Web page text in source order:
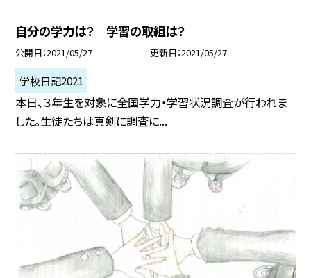
自分の学力は？ 学習の取組は？
公開日 2021/05/27 更新日 2021/05/27
学校日記2021
本日、３年生を対象に全国学力・学習状況調査が行われま
した。生徒たちは真剣に調査に...